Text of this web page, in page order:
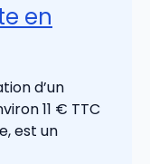
en
d’un
11 € TTC
est un